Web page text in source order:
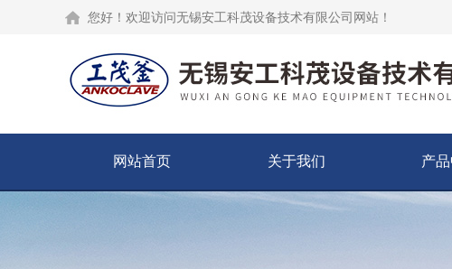
您好！欢迎访问无锡安工科茂设备技术有限公司网站！
网站首页 关于我们 产